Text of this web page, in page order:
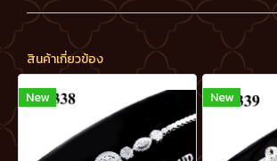
สินค้าเกี่ยวข้อง
New New